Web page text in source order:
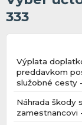
333
Výplata
preddavkom
služobné cesty
Náhrada škody
zamestnancovi